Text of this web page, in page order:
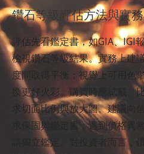
鑽石等級評估方法與實
評估先看鑑定書，如GIA、IGI
檢視鑽石等級結果。實務上建
度間取得平衡；視覺上可用色
換更好火彩。購買時應試戴、
求切面比例與放大圖。建議
求保固與鑑定書；遇到價格異
請獨立鑑定。對投資者而言，